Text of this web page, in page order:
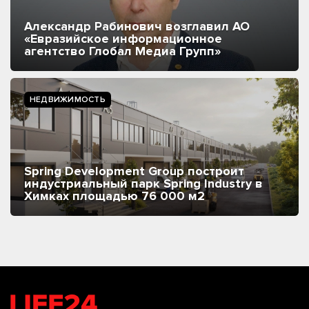
Александр Рабинович возглавил АО
«Евразийское информационное
агентство Глобал Медиа Групп»
НЕДВИЖИМОСТЬ
Spring Development Group построит
индустриальный парк Spring Industry в
Химках площадью 76 000 м2